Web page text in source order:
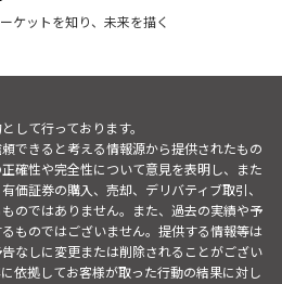
ケットを知り、未来を描く
して行っております。
できると考える情報源から提供されたもの
確性や完全性について意見を表明し、また
価証券の購入、売却、デリバティブ取引、
のではありません。また、過去の実績や予
ものではございません。提供する情報等は
なしに変更または削除されることがござい
依拠してお客様が取った行動の結果に対し